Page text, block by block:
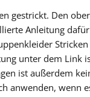
gestrickt. Den
Anleitung
unter dem Link
ist außerdem
anwenden, wenn